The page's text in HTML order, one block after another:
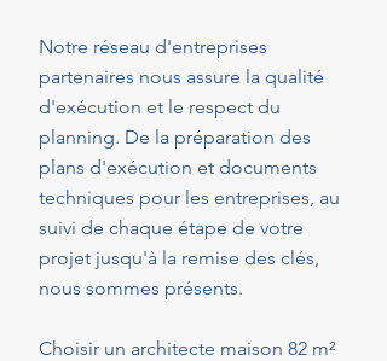
Notre réseau d'entreprises
partenaires nous assure la qualité
d'exécution et le respect du
planning. De la préparation des
plans d'exécution et documents
techniques pour les entreprises, au
suivi de chaque étape de votre
projet jusqu'à la remise des clés,
nous sommes présents.
Choisir un architecte maison 82 m²